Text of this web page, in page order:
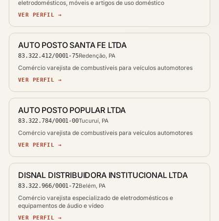
eletrodomésticos, móveis e artigos de uso doméstico
VER PERFIL →
AUTO POSTO SANTA FE LTDA
83.322.412/0001-75Redenção, PA
Comércio varejista de combustíveis para veículos automotores
VER PERFIL →
AUTO POSTO POPULAR LTDA
83.322.784/0001-00Tucuruí, PA
Comércio varejista de combustíveis para veículos automotores
VER PERFIL →
DISNAL DISTRIBUIDORA INSTITUCIONAL LTDA
83.322.966/0001-72Belém, PA
Comércio varejista especializado de eletrodomésticos e
equipamentos de áudio e vídeo
VER PERFIL →